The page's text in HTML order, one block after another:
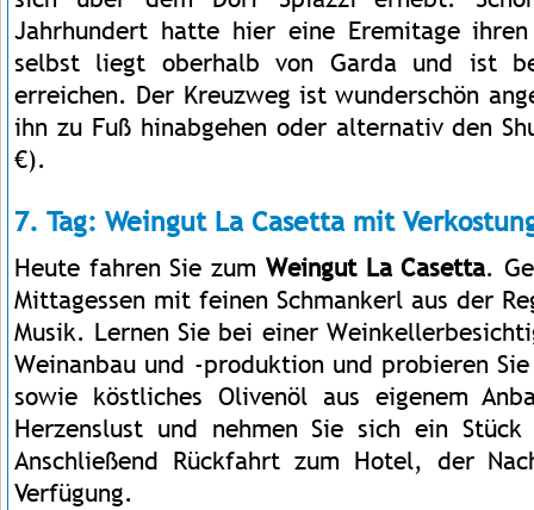
Jahrhundert hatte hier eine Eremitage
selbst liegt oberhalb von Garda und ist
erreichen. Der Kreuzweg ist wunderschön
ihn zu Fuß hinabgehen oder alternativ den
€).
7. Tag: Weingut La Casetta mit
Heute fahren Sie zum Weingut La Casetta.
Mittagessen mit feinen Schmankerl aus der
Musik. Lernen Sie bei einer
Weinanbau und -produktion und probieren
sowie köstliches Olivenöl aus eigenem
Herzenslust und nehmen Sie sich ein
Anschließend Rückfahrt zum Hotel, der
Verfügung.